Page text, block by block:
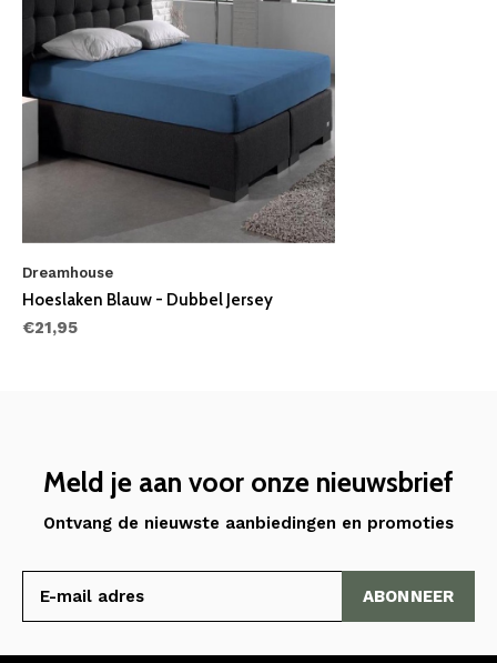
Dreamhouse
Hoeslaken Blauw - Dubbel Jersey
€21,95
Meld je aan voor onze nieuwsbrief
Ontvang de nieuwste aanbiedingen en promoties
ABONNEER